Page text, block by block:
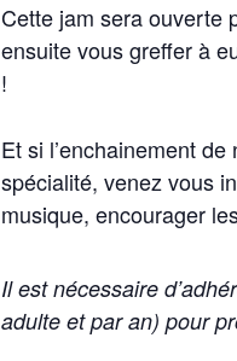
Cette jam sera ouverte
ensuite vous greffer à
!
Et si l’enchainement
spécialité, venez vous
musique, encourager
Il est nécessaire
adulte et par an) pour